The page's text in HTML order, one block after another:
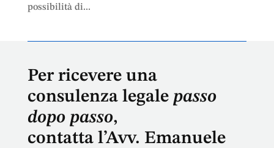
possibilità di...
Per ricevere una
consulenza legale passo
dopo passo,
contatta l’Avv. Emanuele